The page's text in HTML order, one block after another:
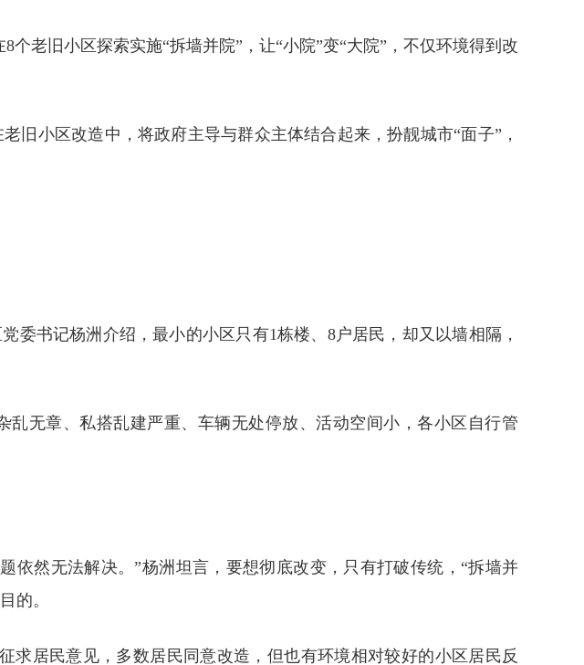
老旧小区探索实施“拆墙并院”，让“小院”变“大院”，不仅环境得到改
旧小区改造中，将政府主导与群众主体结合起来，扮靓城市“面子”，
委书记杨洲介绍，最小的小区只有1栋楼、8户居民，却又以墙相隔，
无章、私搭乱建严重、车辆无处停放、活动空间小，各小区自行管
依然无法解决。”杨洲坦言，要想彻底改变，只有打破传统，“拆墙并
的。
求居民意见，多数居民同意改造，但也有环境相对较好的小区居民反